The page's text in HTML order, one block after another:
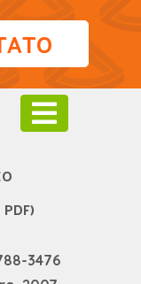
3476